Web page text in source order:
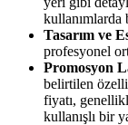
kullanımlarda
Tasarım ve
profesyonel
Promosyon
belirtilen
fiyatı,
kullanışlı bir